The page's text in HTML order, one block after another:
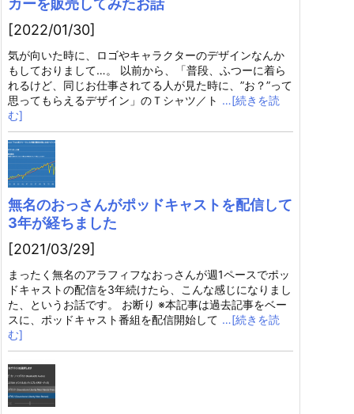
カーを販売してみたお話
[2022/01/30]
気が向いた時に、ロゴやキャラクターのデザインなんか
もしておりまして…。 以前から、「普段、ふつーに着ら
れるけど、同じお仕事されてる人が見た時に、”お？”って
思ってもらえるデザイン」のＴシャツ／ト …[続きを読
む]
無名のおっさんがポッドキャストを配信して
3年が経ちました
[2021/03/29]
まったく無名のアラフィフなおっさんが週1ペースでポッ
ドキャストの配信を3年続けたら、こんな感じになりまし
た、というお話です。 お断り ※本記事は過去記事をベー
スに、ポッドキャスト番組を配信開始して …[続きを読
む]